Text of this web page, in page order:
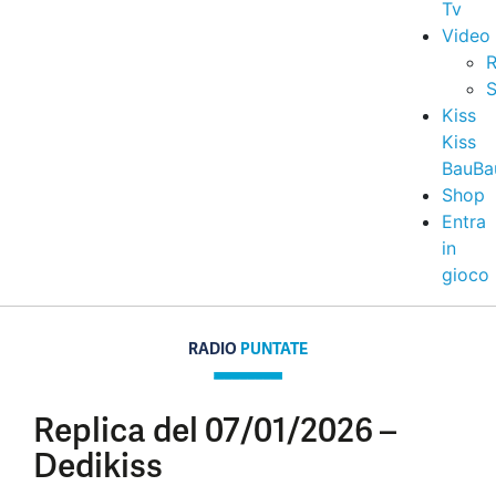
Tv
Video
Kiss
Kiss
Shop
Entra
in
gioco
RADIO PUNTATE
Replica del 07/01/2026 –
Dedikiss